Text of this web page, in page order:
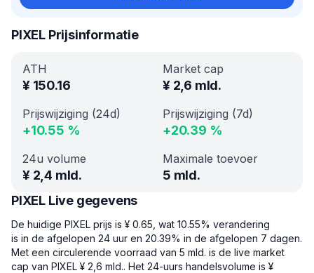
PIXEL Prijsinformatie
ATH
¥ 150.16
Market cap
¥ 2,6 mld.
Prijswijziging (24d)
+10.55 %
Prijswijziging (7d)
+20.39 %
24u volume
¥ 2,4 mld.
Maximale toevoer
5 mld.
PIXEL Live gegevens
De huidige PIXEL prijs is ¥ 0.65, wat 10.55% verandering
is in de afgelopen 24 uur en 20.39% in de afgelopen 7 dagen.
Met een circulerende voorraad van 5 mld. is de live market
cap van PIXEL ¥ 2,6 mld.. Het 24-uurs handelsvolume is ¥